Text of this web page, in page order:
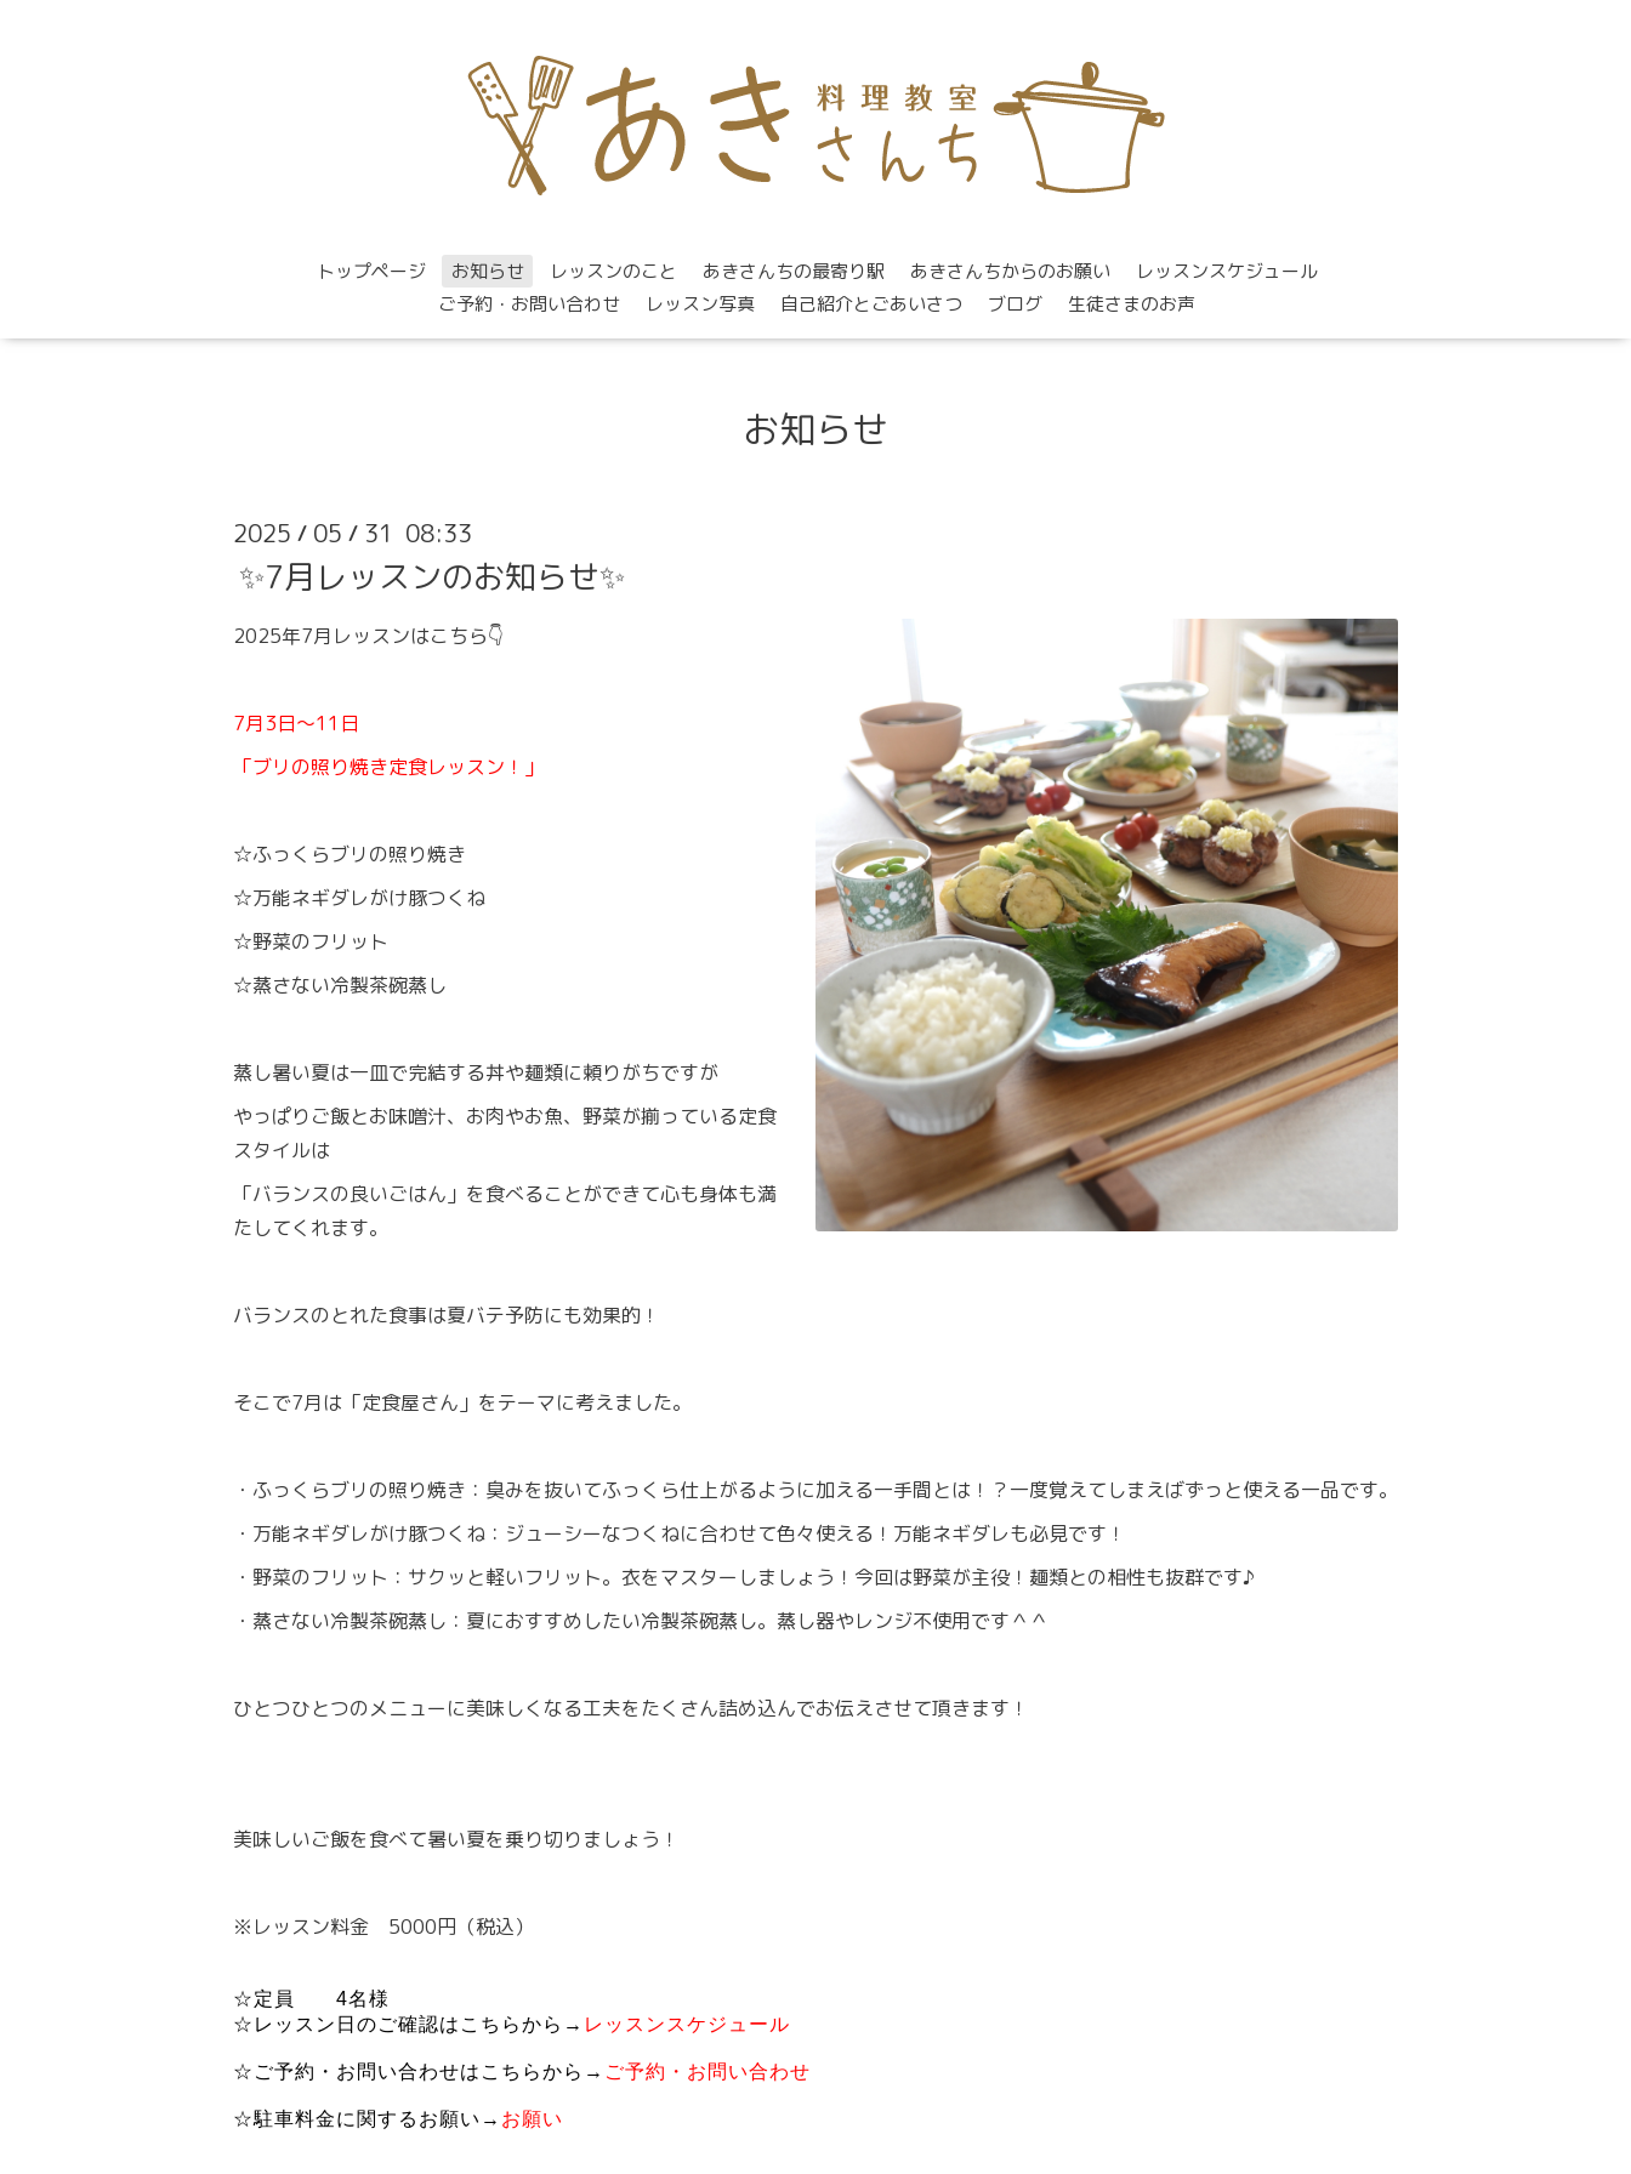
トップページ お知らせ レッスンのこと あきさんちの最寄り駅 あきさんちからのお願い
レッスンスケジュール
ご予約・お問い合わせ
レッスン写真 自己紹介とごあいさつ ブログ 生徒さまのお声
お知らせ
2025 / 05 / 31 08:33
✨7月レッスンのお知らせ✨
2025年7月レッスンはこちら👇
7月3日〜11日
「ブリの照り焼き定食レッスン！」
☆ふっくらブリの照り焼き
☆万能ネギダレがけ豚つくね
☆野菜のフリット
☆蒸さない冷製茶碗蒸し
蒸し暑い夏は一皿で完結する丼や麺類に頼りがちですが
やっぱりご飯とお味噌汁、お肉やお魚、野菜が揃っている定食
スタイルは
「バランスの良いごはん」を食べることができて心も身体も満
たしてくれます。
バランスのとれた食事は夏バテ予防にも効果的！
そこで7月は「定食屋さん」をテーマに考えました。
・ふっくらブリの照り焼き：臭みを抜いてふっくら仕上がるように加える一手間とは！？一度覚えてしまえばずっと使える一品です。
・万能ネギダレがけ豚つくね：ジューシーなつくねに合わせて色々使える！万能ネギダレも必見です！
・野菜のフリット：サクッと軽いフリット。衣をマスターしましょう！今回は野菜が主役！麺類との相性も抜群です♪
・蒸さない冷製茶碗蒸し：夏におすすめしたい冷製茶碗蒸し。蒸し器やレンジ不使用です＾＾
ひとつひとつのメニューに美味しくなる工夫をたくさん詰め込んでお伝えさせて頂きます！
美味しいご飯を食べて暑い夏を乗り切りましょう！
※レッスン料金 5000円（税込）
☆定員 4名様
☆レッスン日のご確認はこちらから→ レッスンスケジュール
☆ご予約・お問い合わせはこちらから→ ご予約・お問い合わせ
☆駐車料金に関するお願い→ お願い